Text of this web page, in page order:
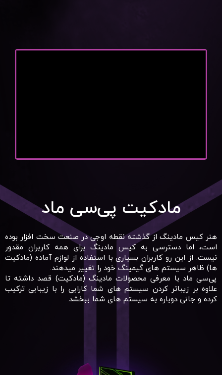
مادکیت پی‌سی ماد
هنر کیس مادینگ از گذشته نقطه اوجی در صنعت سخت افزار بوده
است، اما دسترسی به کیس مادینگ برای همه کاربران مقدور
نیست. از این رو کاربران بسیاری با استفاده از لوازم آماده (مادکیت
ها) ظاهر سیستم های گیمینگ خود را تغییر میدهند.
پی‌سی ماد با معرفی محصولات مادینگ (مادکیت) قصد داشته تا
علاوه بر زیباتر کردن سیستم های شما کارایی را با زیبایی ترکیب
کرده و جانی دوباره به سیستم های شما ببخشد.